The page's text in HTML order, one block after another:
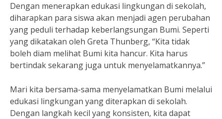
Dengan menerapkan edukasi lingkungan di sekolah,
diharapkan para siswa akan menjadi agen perubahan
yang peduli terhadap keberlangsungan Bumi. Seperti
yang dikatakan oleh Greta Thunberg, “Kita tidak
boleh diam melihat Bumi kita hancur. Kita harus
bertindak sekarang juga untuk menyelamatkannya.”
Mari kita bersama-sama menyelamatkan Bumi melalui
edukasi lingkungan yang diterapkan di sekolah.
Dengan langkah kecil yang konsisten, kita dapat